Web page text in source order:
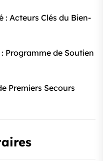
: Acteurs Clés du Bien-
Programme de Soutien
Premiers Secours